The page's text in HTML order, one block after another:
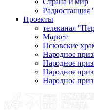
Страна и мир
Радиостанция
Проекты
телеканал
Маркет
Псковские
Народное
Народное
Народное
Народное